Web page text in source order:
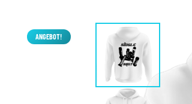
ANGEBOT!